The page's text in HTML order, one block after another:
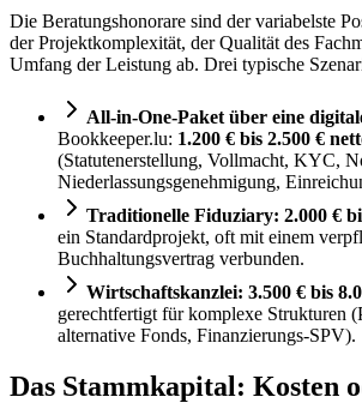
Die Beratungshonorare sind der variabelste
der Projektkomplexität, der Qualität des
Umfang der Leistung ab. Drei typische
All-in-One-Paket über eine
Bookkeeper.lu: 1.200 € bis 2.500 €
(Statutenerstellung, Vollmacht, KYC,
Niederlassungsgenehmigung,
Traditionelle Fiduziary: 2.000 €
ein Standardprojekt, oft mit einem
Buchhaltungsvertrag verbunden.
Wirtschaftskanzlei: 3.500 € bis
gerechtfertigt für komplexe Strukturen
alternative Fonds, Finanzierungs-SPV).
Das Stammkapital: Kosten